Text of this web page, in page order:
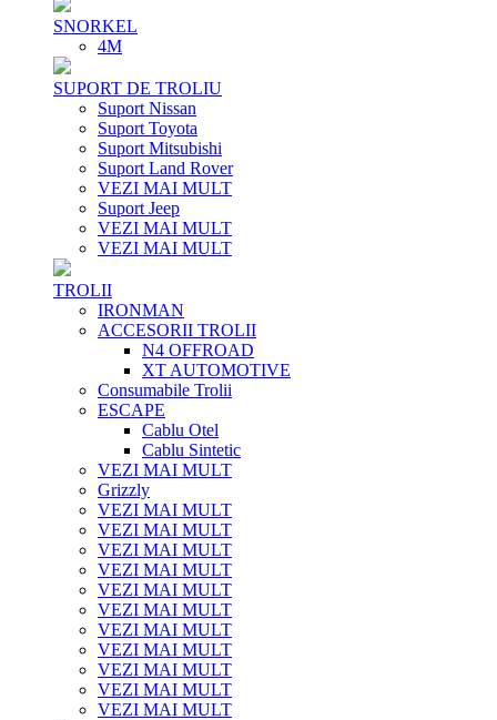
SNORKEL
4M
SUPORT DE TROLIU
Suport Nissan
Suport Toyota
Suport Mitsubishi
Suport Land Rover
VEZI MAI MULT
Suport Jeep
VEZI MAI MULT
VEZI MAI MULT
TROLII
IRONMAN
ACCESORII TROLII
N4 OFFROAD
XT AUTOMOTIVE
Consumabile Trolii
ESCAPE
Cablu Otel
Cablu Sintetic
VEZI MAI MULT
Grizzly
VEZI MAI MULT
VEZI MAI MULT
VEZI MAI MULT
VEZI MAI MULT
VEZI MAI MULT
VEZI MAI MULT
VEZI MAI MULT
VEZI MAI MULT
VEZI MAI MULT
VEZI MAI MULT
VEZI MAI MULT